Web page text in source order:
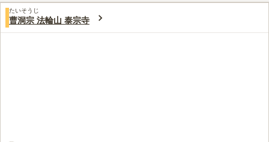
たいそうじ
曹洞宗 法輪山 泰宗寺